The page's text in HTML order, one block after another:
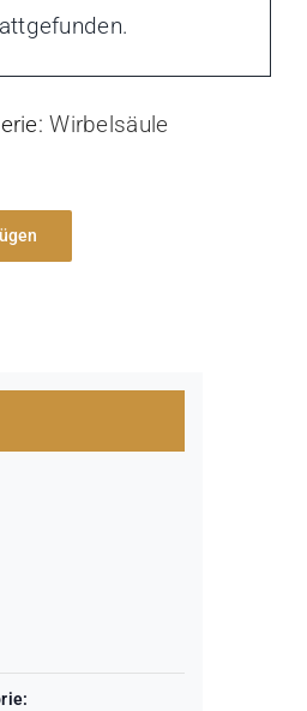
Wirbelsäule